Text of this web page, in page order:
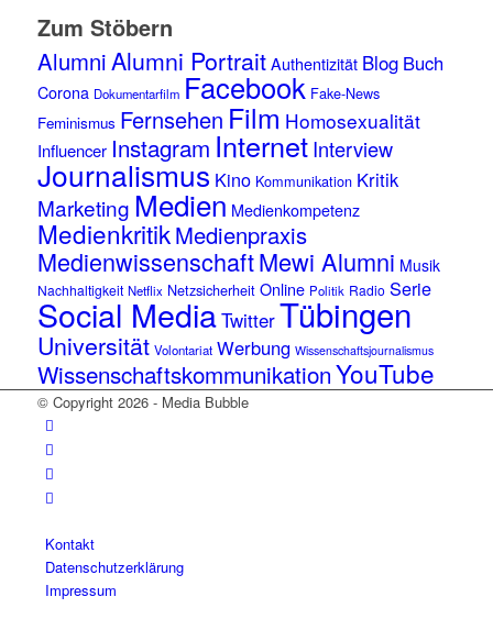
Zum Stöbern
AlumniAlumni Portrait Authentizität Blog Buch
Corona Dokumentarfilm Facebook Fake-News
Feminismus Fernsehen Film Homosexualität
Influencer Instagram Internet Interview
Journalismus Kino Kommunikation Kritik
Marketing Medien Medienkompetenz
MedienkritikMedienpraxis
MedienwissenschaftMewi Alumni Musik
Nachhaltigkeit Netflix Netzsicherheit Online Politik Radio Serie
Social MediaTwitterTübingen
Universität Volontariat Werbung Wissenschaftsjournalismus
WissenschaftskommunikationYouTube
© Copyright 2026 - Media Bubble
Kontakt
Datenschutzerklärung
Impressum